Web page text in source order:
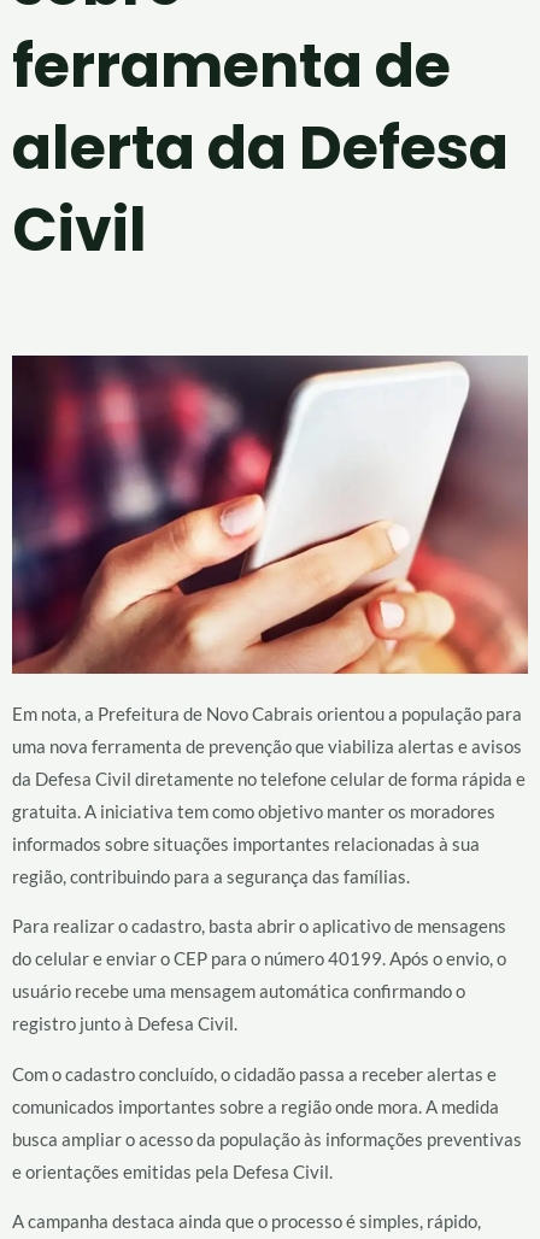
ferramenta de
alerta da Defesa
Civil
Em nota, a Prefeitura de Novo Cabrais orientou a população para
uma nova ferramenta de prevenção que viabiliza alertas e avisos
da Defesa Civil diretamente no telefone celular de forma rápida e
gratuita. A iniciativa tem como objetivo manter os moradores
informados sobre situações importantes relacionadas à sua
região, contribuindo para a segurança das famílias.
Para realizar o cadastro, basta abrir o aplicativo de mensagens
do celular e enviar o CEP para o número 40199. Após o envio, o
usuário recebe uma mensagem automática confirmando o
registro junto à Defesa Civil.
Com o cadastro concluído, o cidadão passa a receber alertas e
comunicados importantes sobre a região onde mora. A medida
busca ampliar o acesso da população às informações preventivas
e orientações emitidas pela Defesa Civil.
A campanha destaca ainda que o processo é simples, rápido,